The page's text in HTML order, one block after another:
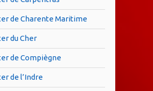
de Charente Maritime
du Cher
de Compiègne
de l’Indre